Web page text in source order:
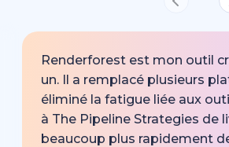
Renderforest est mon outil
un. Il a remplacé plusieurs
éliminé la fatigue liée aux
à The Pipeline Strategies de
beaucoup plus rapidement